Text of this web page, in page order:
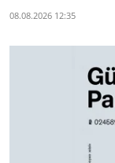
08.08.2026 12:35